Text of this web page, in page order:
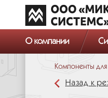
О компании
Компоненты
Назад к